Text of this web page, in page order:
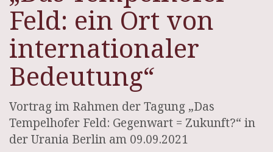
Feld: ein Ort von
internationaler
Bedeutung“
Vortrag im Rahmen der Tagung „Das
Tempelhofer Feld: Gegenwart = Zukunft?“ in
der Urania Berlin am 09.09.2021